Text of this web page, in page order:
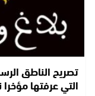
تصريح الناطق
التي عرفتها